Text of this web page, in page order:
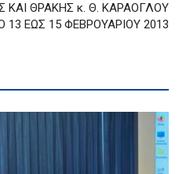
ΚΑΙ ΘΡΑΚΗΣ κ. Θ. ΚΑΡΑΟΓΛΟΥ
13 ΕΩΣ 15 ΦΕΒΡΟΥΑΡΙΟΥ 2013